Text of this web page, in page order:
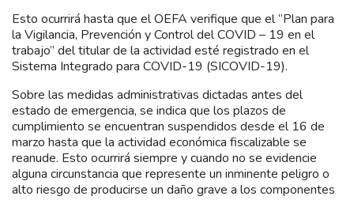
Esto ocurrirá hasta que el OEFA verifique que el “Plan para
la Vigilancia, Prevención y Control del COVID – 19 en el
trabajo” del titular de la actividad esté registrado en el
Sistema Integrado para COVID-19 (SICOVID-19).
Sobre las medidas administrativas dictadas antes del
estado de emergencia, se indica que los plazos de
cumplimiento se encuentran suspendidos desde el 16 de
marzo hasta que la actividad económica fiscalizable se
reanude. Esto ocurrirá siempre y cuando no se evidencie
alguna circunstancia que represente un inminente peligro o
alto riesgo de producirse un daño grave a los componentes